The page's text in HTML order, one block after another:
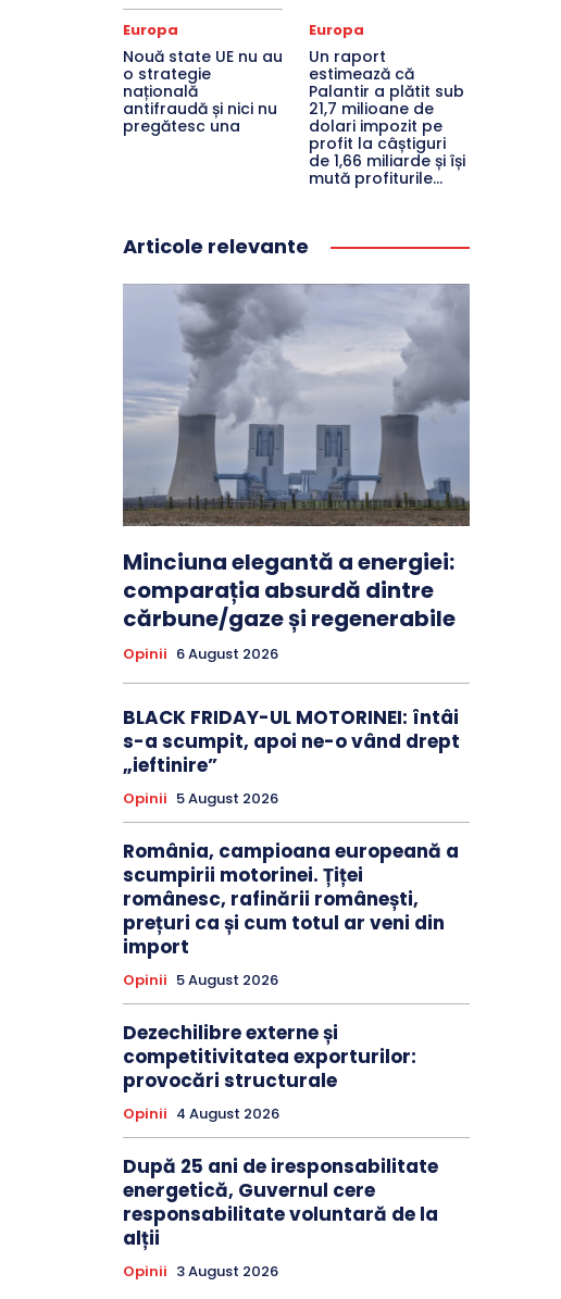
Europa
Nouă state UE nu au
o strategie
națională
antifraudă și nici nu
pregătesc una
Europa
Un raport
estimează că
Palantir a plătit sub
21,7 milioane de
dolari impozit pe
profit la câștiguri
de 1,66 miliarde și își
mută profiturile...
Articole relevante
Minciuna elegantă a energiei:
comparația absurdă dintre
cărbune/gaze și regenerabile
Opinii 6 August 2026
BLACK FRIDAY-UL MOTORINEI: întâi
s-a scumpit, apoi ne-o vând drept
„ieftinire”
Opinii 5 August 2026
România, campioana europeană a
scumpirii motorinei. Țiței
românesc, rafinării românești,
prețuri ca și cum totul ar veni din
import
Opinii 5 August 2026
Dezechilibre externe și
competitivitatea exporturilor:
provocări structurale
Opinii 4 August 2026
După 25 ani de iresponsabilitate
energetică, Guvernul cere
responsabilitate voluntară de la
alții
Opinii 3 August 2026